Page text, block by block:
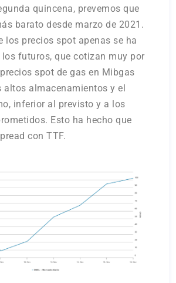
quincena, prevemos que
barato desde marzo de 2021.
los precios spot apenas se ha
futuros, que cotizan muy por
spot de gas en Mibgas
altos almacenamientos y el
inferior al previsto y a los
Esto ha hecho que
con TTF.